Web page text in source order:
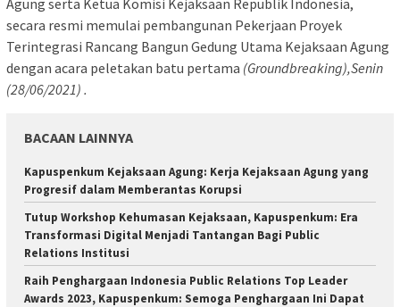
secara resmi memulai pembangunan Pekerjaan Proyek
Terintegrasi Rancang Bangun Gedung Utama Kejaksaan Agung
dengan acara peletakan batu pertama (Groundbreaking),Senin
(28/06/2021) .
BACAAN LAINNYA
Kapuspenkum Kejaksaan Agung: Kerja Kejaksaan Agung yang
Progresif dalam Memberantas Korupsi
Tutup Workshop Kehumasan Kejaksaan, Kapuspenkum: Era
Transformasi Digital Menjadi Tantangan Bagi Public
Relations Institusi
Raih Penghargaan Indonesia Public Relations Top Leader
Awards 2023, Kapuspenkum: Semoga Penghargaan Ini Dapat